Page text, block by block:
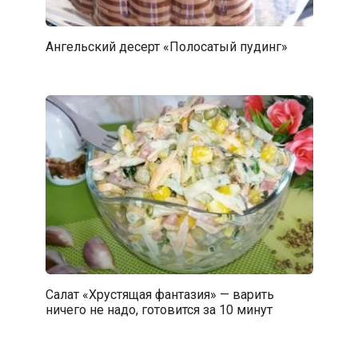
Ангельский десерт «Полосатый пудинг»
Салат «Хрустящая фантазия» — варить
ничего не надо, готовится за 10 минут